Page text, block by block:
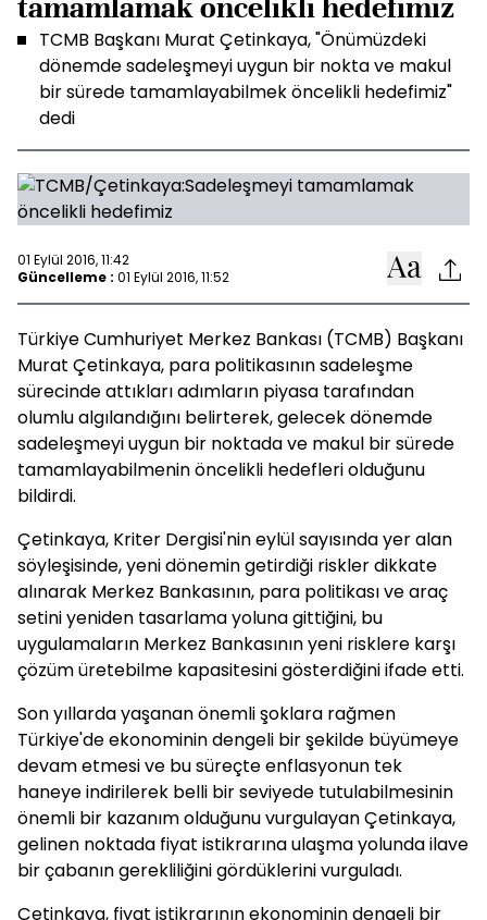
tamamlamak öncelikli hedefimiz
TCMB Başkanı Murat Çetinkaya, "Önümüzdeki
dönemde sadeleşmeyi uygun bir nokta ve makul
bir sürede tamamlayabilmek öncelikli hedefimiz"
dedi
01 Eylül 2016, 11:42
Güncelleme : 01 Eylül 2016, 11:52
Türkiye Cumhuriyet Merkez Bankası (TCMB) Başkanı
Murat Çetinkaya, para politikasının sadeleşme
sürecinde attıkları adımların piyasa tarafından
olumlu algılandığını belirterek, gelecek dönemde
sadeleşmeyi uygun bir noktada ve makul bir sürede
tamamlayabilmenin öncelikli hedefleri olduğunu
bildirdi.
Çetinkaya, Kriter Dergisi'nin eylül sayısında yer alan
söyleşisinde, yeni dönemin getirdiği riskler dikkate
alınarak Merkez Bankasının, para politikası ve araç
setini yeniden tasarlama yoluna gittiğini, bu
uygulamaların Merkez Bankasının yeni risklere karşı
çözüm üretebilme kapasitesini gösterdiğini ifade etti.
Son yıllarda yaşanan önemli şoklara rağmen
Türkiye'de ekonominin dengeli bir şekilde büyümeye
devam etmesi ve bu süreçte enflasyonun tek
haneye indirilerek belli bir seviyede tutulabilmesinin
önemli bir kazanım olduğunu vurgulayan Çetinkaya,
gelinen noktada fiyat istikrarına ulaşma yolunda ilave
bir çabanın gerekliliğini gördüklerini vurguladı.
Çetinkaya, fiyat istikrarının ekonominin dengeli bir